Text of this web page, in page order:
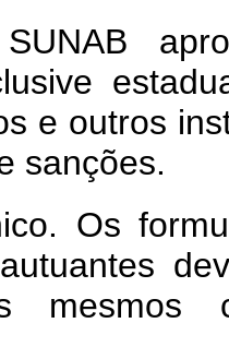
e outros
sanções.
Os
mesmos